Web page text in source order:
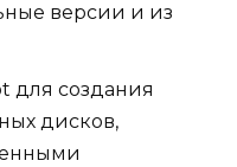
версии и из
для создания
дисков,